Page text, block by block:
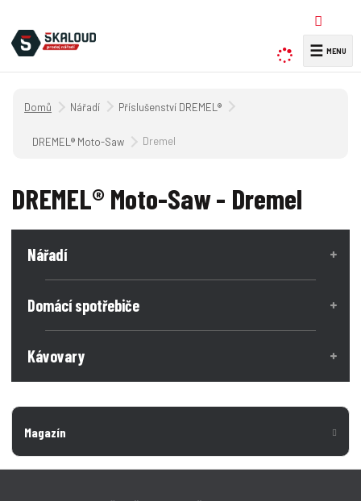
y
☰
Úvodní strana
Nářadí Příslušenství DREMEL®
DREMEL® Moto-Saw Dremel
DREMEL® Moto-Saw - Dremel
Nářadí
Domácí spotřebiče
Kávovary
Magazín